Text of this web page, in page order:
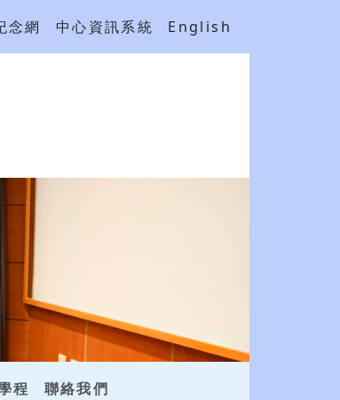
念網 中心資訊系統 English
程 聯絡我們